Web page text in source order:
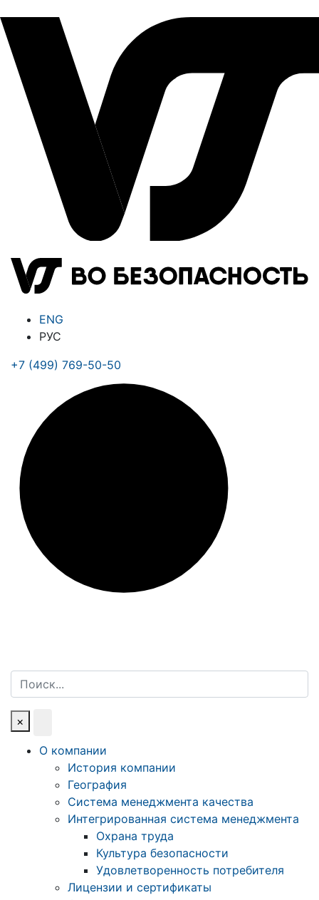
ENG
РУС
+7 (499) 769-50-50
Поиск
×
О компании
История компании
География
Система менеджмента качества
Интегрированная система менеджмента
Охрана труда
Культура безопасности
Удовлетворенность потребителя
Лицензии и сертификаты